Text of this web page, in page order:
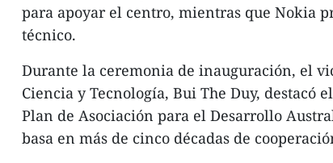
para apoyar el centro, mientras que Nokia
técnico.
Durante la ceremonia de inauguración, el
Ciencia y Tecnología, Bui The Duy, destacó
Plan de Asociación para el Desarrollo
basa en más de cinco décadas de